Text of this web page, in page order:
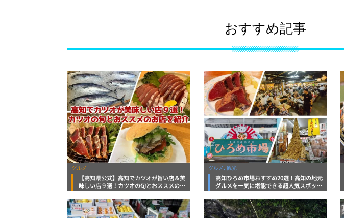
おすすめ記事
グルメ
【高知県公式】高知でカツオが旨い店＆美
味しい店９選！カツオの旬とおススメのお
グルメ, 観光
高知ひろめ市場おすすめ20選！高知の地元
グルメを一気に堪能できる超人気スポット